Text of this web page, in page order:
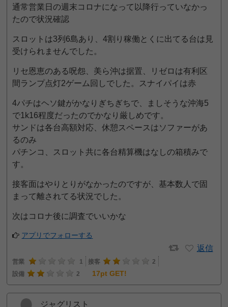
通常営業日の週末コロナになって以降行っていなかっ
たので状況確認
スロットは3列6島あり、4割り稼働とくに出てる台は見
受けられませんでした。
リセ恩恵のある呪怨、美ら沖は据置、リゼロは有利区
間ランプ点灯2ゲーム回しでした。スナイパイは赤
4パチはヘソ鍵がかなりぎちぎちで、ましそうな沖海5
で1k16程度だったのでかなり厳しめです。
サンドは各台高額対応、休憩スペースはソファーがあ
るのみ
パチンコ、スロット共に各台精算機はなしの箱積みで
す。
接客面はやりとりがなかったのですが、基本数人で固
まって離されてる状況でした。
次はコロナ後に調査でいいかな
アプリでフォローする
返信
営業 1 接客
2
設備
2 17pt GET!
ジャグリスト